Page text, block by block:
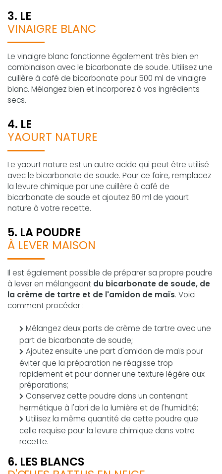
3. LE
VINAIGRE BLANC
Le vinaigre blanc fonctionne également très bien en
combinaison avec le bicarbonate de soude. Utilisez une
cuillère à café de bicarbonate pour 500 ml de vinaigre
blanc. Mélangez bien et incorporez à vos ingrédients
secs.
4. LE
YAOURT NATURE
Le yaourt nature est un autre acide qui peut être utilisé
avec le bicarbonate de soude. Pour ce faire, remplacez
la levure chimique par une cuillère à café de
bicarbonate de soude et ajoutez 60 ml de yaourt
nature à votre recette.
5. LA POUDRE
À LEVER MAISON
Il est également possible de préparer sa propre poudre
à lever en mélangeant du bicarbonate de soude, de
la crème de tartre et de l'amidon de maïs. Voici
comment procéder :
Mélangez deux parts de crème de tartre avec une
part de bicarbonate de soude;
Ajoutez ensuite une part d'amidon de maïs pour
éviter que la préparation ne réagisse trop
rapidement et pour donner une texture légère aux
préparations;
Conservez cette poudre dans un contenant
hermétique à l'abri de la lumière et de l'humidité;
Utilisez la même quantité de cette poudre que
celle requise pour la levure chimique dans votre
recette.
6. LES BLANCS